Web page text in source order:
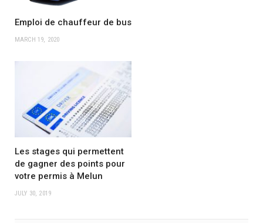
Emploi de chauffeur de bus
MARCH 19, 2020
Les stages qui permettent
de gagner des points pour
votre permis à Melun
JULY 30, 2019